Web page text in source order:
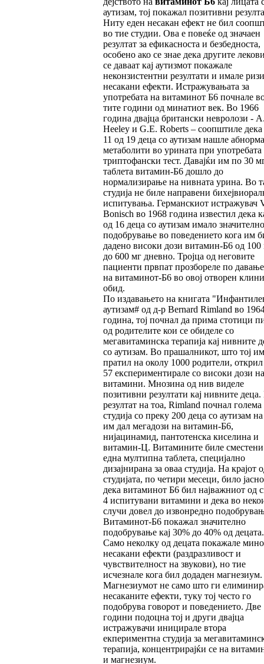
аутизам, тој покажал позитивни
Ниту еден несакан ефект не бил
во тие студии. Ова е повеќе од значаен
резултат за ефикасноста и безбедноста,
особено ако се знае дека другите
се даваат кај аутизмот покажале
неконзистентни резултати и имале
несакани ефекти. Истражувањата за
употребата на витаминот Б6 почнале
тите години од минатиот век. Во 1966
година двајца британски невролози -
Heeley и G.E. Roberts – соопштиле дека
11 од 19 деца со аутизам нашле
метаболити во урината при употребата
триптофански тест. Давајќи им по 30
таблета витамин-Б6 дошло до
нормализирање на нивната урина. Во
студија не биле направени
испитувања. Германскиот истражувач
Bonisch во 1968 година известил дека
од 16 деца со аутизам имало значително
подобрување во поведението кога им
дадено високи дози витамин-Б6 од 100
до 600 мг дневно. Тројца од неговите
пациенти првпат прозбореле по
на витаминот-Б6 во овој отворен
обид.
По издавањето на книгата
аутизам# од д-р Bernard Rimland во
година, тој почнал да прима стотици
од родителите кои се обиделе со
мегавитаминска терапија кај нивните
со аутизам. Во прашалникот, што тој
пратил на околу 1000 родители, открил
57 експериментирале со високи дози на
витамини. Мнозина од нив виделе
позитивни резултати кај нивните деца.
резултат на тоа, Rimland почнал голема
студија со преку 200 деца со аутизам
им дал мегадози на витамин-Б6,
нијацинамид, пантотенска киселина и
витамин-Ц. Витамините биле
една мултипна таблета, специјално
дизајнирана за оваа студија. На крајот
студијата, по четири месеци, било јасно
дека витаминот Б6 бил најважниот од
4 испитувани витамини и дека во
случи довел до извонредно
Витаминот-Б6 покажал значително
подобрување кај 30% до 40% од децата.
Само неколку од децата покажале
несакани ефекти (раздразливост и
чувствителност на звукови), но тие
исчезнале кога бил додаден магнезиум.
Магнезиумот не само што ги
несаканите ефекти, туку тој често го
подобрува говорот и поведението. Две
години подоцна тој и други двајца
истражувачи иницирале втора
екпериментна студија за
терапија, концентрирајќи се на
и магнезиум.